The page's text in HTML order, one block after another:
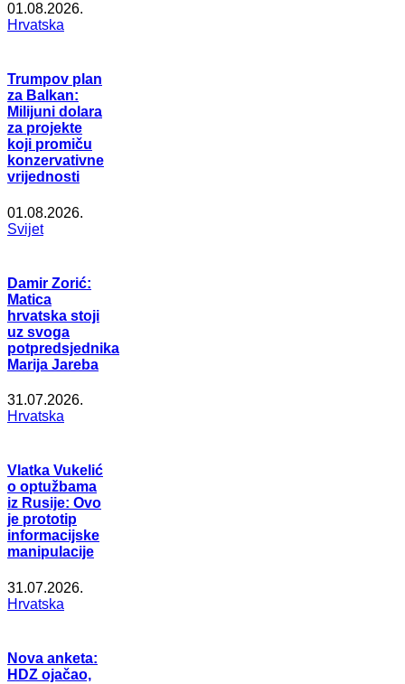
01.08.2026.
Hrvatska
Trumpov plan
za Balkan:
Milijuni dolara
za projekte
koji promiču
konzervativne
vrijednosti
01.08.2026.
Svijet
Damir Zorić:
Matica
hrvatska stoji
uz svoga
potpredsjednika
Marija Jareba
31.07.2026.
Hrvatska
Vlatka Vukelić
o optužbama
iz Rusije: Ovo
je prototip
informacijske
manipulacije
31.07.2026.
Hrvatska
Nova anketa:
HDZ ojačao,